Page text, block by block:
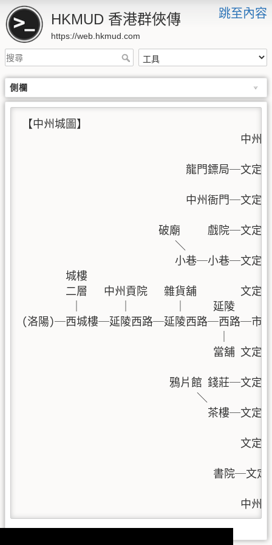
跳至內容
HKMUD 香港群俠傳
https://web.hkmud.com
側欄
【中州城圖】
中州
龍門鏢局─文定
中州衙門─文
破廟     戲院─文定
                            ＼             ｜
小巷─小巷─文定
        城樓                               ｜
二層   中州貢院   雜貨舖        文定
｜       ｜        ｜     延陵
(洛陽)─西城樓─延陵西路─延陵西路─西路─市
｜
當舖 文
鴉片館 錢莊─文
＼
茶樓─文定
文
書院─文
中州